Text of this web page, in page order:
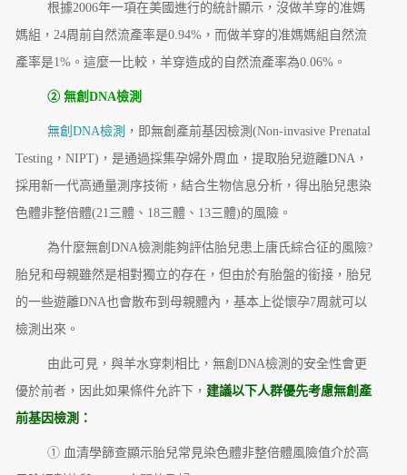
根據2006年一項在美國進行的統計顯示，沒做羊穿的准媽
媽組，24周前自然流產率是0.94%，而做羊穿的准媽媽組自然流
產率是1%。這麼一比較，羊穿造成的自然流產率為0.06%。
② 無創DNA檢測
無創DNA檢測 ，即無創產前基因檢測(Non-invasive Prenatal
Testing，NIPT)，是通過採集孕婦外周血，提取胎兒遊離DNA，
採用新一代高通量測序技術，結合生物信息分析，得出胎兒患染
色體非整倍體(21三體、18三體、13三體)的風險。
為什麼無創DNA檢測能夠評估胎兒患上唐氏綜合征的風險?
胎兒和母親雖然是相對獨立的存在，但由於有胎盤的銜接，胎兒
的一些遊離DNA也會散布到母親體內，基本上從懷孕7周就可以
檢測出來。
由此可見，與羊水穿刺相比，無創DNA檢測的安全性會更
優於前者，因此如果條件允許下， 建議以下人群優先考慮無創產
前基因檢測 ：
① 血清學篩查顯示胎兒常見染色體非整倍體風險值介於高